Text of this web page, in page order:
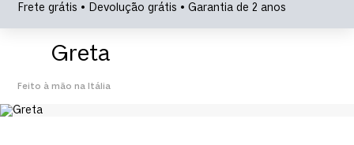
Frete grátis • Devolução grátis • Garantia de 2 anos
Greta
Feito à mão na Itália